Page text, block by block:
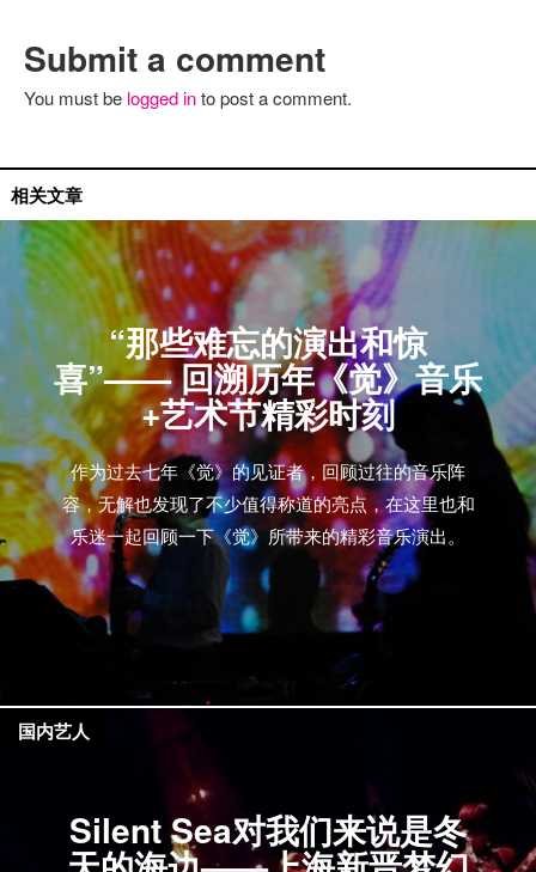
Submit a comment
You must be logged into post a comment.
相关文章
“那些难忘的演出和惊
喜”—— 回溯历年《觉》音乐
+艺术节精彩时刻
作为过去七年《觉》的见证者，回顾过往的音乐阵
容，无解也发现了不少值得称道的亮点，在这里也和
乐迷一起回顾一下《觉》所带来的精彩音乐演出。
无解专题
Silent Sea对我们来说是冬
国内艺人